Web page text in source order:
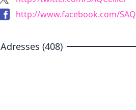
http://www.facebook.com/SAQ
Adresses (408)